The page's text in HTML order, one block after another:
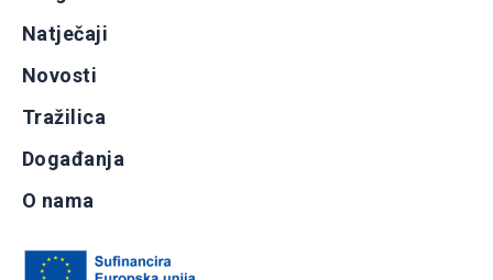
Natječaji
Novosti
Tražilica
Događanja
O nama